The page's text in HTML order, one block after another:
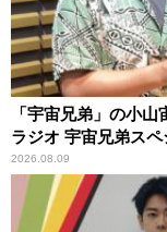
「宇宙兄弟」の小
ラジオ 宇宙兄弟スペ
2026.08.09